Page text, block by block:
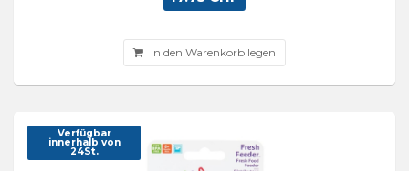
In den Warenkorb legen
Verfügbar
innerhalb von
24St.